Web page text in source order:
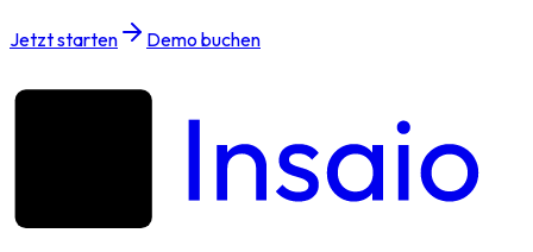
Jetzt starten Demo buchen